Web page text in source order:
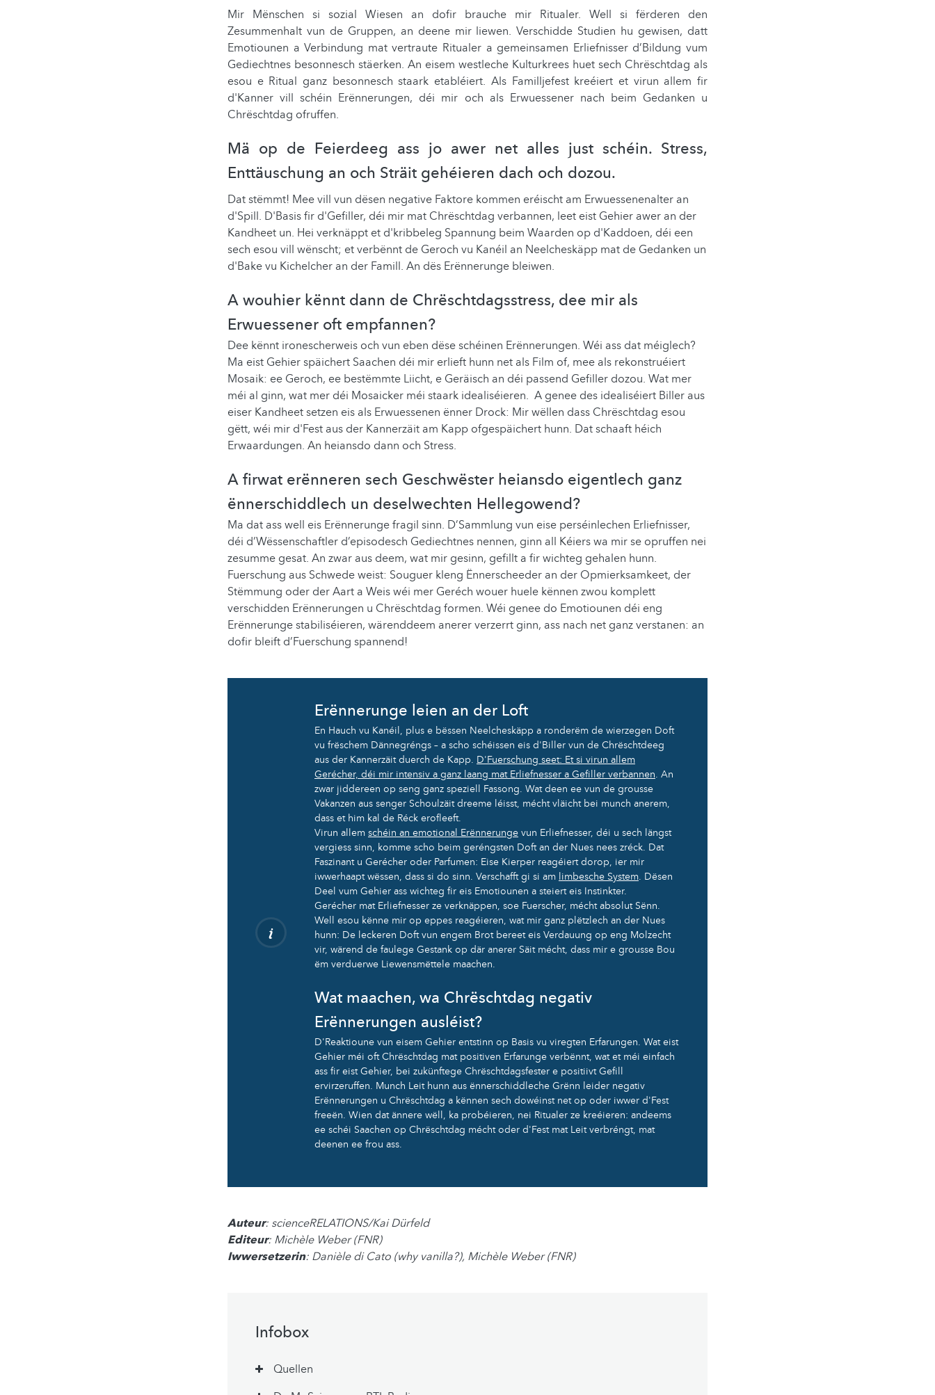
Mir Mënschen si sozial Wiesen an dofir brauche mir Ritualer. Well si fërderen den
Zesummenhalt vun de Gruppen, an deene mir liewen. Verschidde Studien hu gewisen, datt
Emotiounen a Verbindung mat vertraute Ritualer a gemeinsamen Erliefnisser d’Bildung vum
Gediechtnes besonnesch stäerken. An eisem westleche Kulturkrees huet sech Chrëschtdag als
esou e Ritual ganz besonnesch staark etabléiert. Als Familljefest kreéiert et virun allem fir
d'Kanner vill schéin Erënnerungen, déi mir och als Erwuessener nach beim Gedanken u
Chrëschtdag ofruffen.
Mä op de Feierdeeg ass jo awer net alles just schéin. Stress,
Enttäuschung an och Sträit gehéieren dach och dozou.
Dat stëmmt! Mee vill vun dësen negative Faktore kommen eréischt am Erwuessenenalter an
d'Spill. D'Basis fir d'Gefiller, déi mir mat Chrëschtdag verbannen, leet eist Gehier awer an der
Kandheet un. Hei verknäppt et d'kribbeleg Spannung beim Waarden op d'Kaddoen, déi een
sech esou vill wënscht; et verbënnt de Geroch vu Kanéil an Neelcheskäpp mat de Gedanken un
d'Bake vu Kichelcher an der Famill. An dës Erënnerunge bleiwen.
A wouhier kënnt dann de Chrëschtdagsstress, dee mir als
Erwuessener oft empfannen?
Dee kënnt ironescherweis och vun eben dëse schéinen Erënnerungen. Wéi ass dat méiglech?
Ma eist Gehier späichert Saachen déi mir erlieft hunn net als Film of, mee als rekonstruéiert
Mosaik: ee Geroch, ee bestëmmte Liicht, e Geräisch an déi passend Gefiller dozou. Wat mer
méi al ginn, wat mer déi Mosaicker méi staark idealiséieren. A genee des idealiséiert Biller aus
eiser Kandheet setzen eis als Erwuessenen ënner Drock: Mir wëllen dass Chrëschtdag esou
gëtt, wéi mir d'Fest aus der Kannerzäit am Kapp ofgespäichert hunn. Dat schaaft héich
Erwaardungen. An heiansdo dann och Stress.
A firwat erënneren sech Geschwëster heiansdo eigentlech ganz
ënnerschiddlech un deselwechten Hellegowend?
Ma dat ass well eis Erënnerunge fragil sinn. D’Sammlung vun eise perséinlechen Erliefnisser,
déi d’Wëssenschaftler d’episodesch Gediechtnes nennen, ginn all Kéiers wa mir se opruffen nei
zesumme gesat. An zwar aus deem, wat mir gesinn, gefillt a fir wichteg gehalen hunn.
Fuerschung aus Schwede weist: Souguer kleng Ënnerscheeder an der Opmierksamkeet, der
Stëmmung oder der Aart a Weis wéi mer Geréch wouer huele kënnen zwou komplett
verschidden Erënnerungen u Chrëschtdag formen. Wéi genee do Emotiounen déi eng
Erënnerunge stabiliséieren, wärenddeem anerer verzerrt ginn, ass nach net ganz verstanen: an
dofir bleift d’Fuerschung spannend!
Erënnerunge leien an der Loft
En Hauch vu Kanéil, plus e bëssen Neelcheskäpp a ronderëm de wierzegen Doft
vu frëschem Dännegréngs – a scho schéissen eis d'Biller vun de Chrëschtdeeg
aus der Kannerzäit duerch de Kapp. D'Fuerschung seet: Et si virun allem
Gerécher, déi mir intensiv a ganz laang mat Erliefnesser a Gefiller verbannen. An
zwar jiddereen op seng ganz speziell Fassong. Wat deen ee vun de grousse
Vakanzen aus senger Schoulzäit dreeme léisst, mécht vläicht bei munch anerem,
dass et him kal de Réck erofleeft.
Virun allem schéin an emotional Erënnerunge vun Erliefnesser, déi u sech längst
vergiess sinn, komme scho beim geréngsten Doft an der Nues nees zréck. Dat
Faszinant u Gerécher oder Parfumen: Eise Kierper reagéiert dorop, ier mir
iwwerhaapt wëssen, dass si do sinn. Verschafft gi si am limbesche System. Dësen
Deel vum Gehier ass wichteg fir eis Emotiounen a steiert eis Instinkter.
Gerécher mat Erliefnesser ze verknäppen, soe Fuerscher, mécht absolut Sënn.
Well esou kënne mir op eppes reagéieren, wat mir ganz plëtzlech an der Nues
hunn: De leckeren Doft vun engem Brot bereet eis Verdauung op eng Molzecht
vir, wärend de faulege Gestank op där anerer Säit mécht, dass mir e grousse Bou
ëm verduerwe Liewensmëttele maachen.
Wat maachen, wa Chrëschtdag negativ
Erënnerungen ausléist?
D'Reaktioune vun eisem Gehier entstinn op Basis vu viregten Erfarungen. Wat eist
Gehier méi oft Chrëschtdag mat positiven Erfarunge verbënnt, wat et méi einfach
ass fir eist Gehier, bei zukünftege Chrëschtdagsfester e positiivt Gefill
ervirzeruffen. Munch Leit hunn aus ënnerschiddleche Grënn leider negativ
Erënnerungen u Chrëschtdag a kënnen sech dowéinst net op oder iwwer d'Fest
freeën. Wien dat ännere wëll, ka probéieren, nei Ritualer ze kreéieren: andeems
ee schéi Saachen op Chrëschtdag mécht oder d'Fest mat Leit verbréngt, mat
deenen ee frou ass.
Auteur: scienceRELATIONS/Kai Dürfeld
Editeur: Michèle Weber (FNR)
Iwwersetzerin: Danièle di Cato (why vanilla?), Michèle Weber (FNR)
Infobox
Quellen